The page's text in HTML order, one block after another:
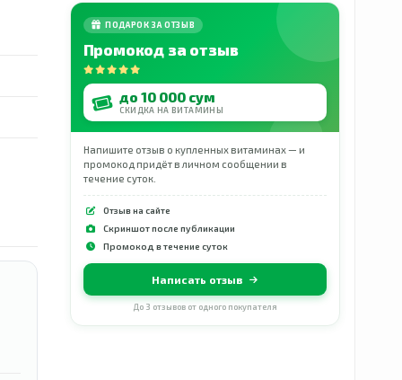
ПОДАРОК ЗА ОТЗЫВ
Промокод за отзыв
до 10 000 сум
СКИДКА НА ВИТАМИНЫ
Напишите отзыв о купленных витаминах — и
промокод придёт в личном сообщении в
течение суток.
Отзыв на сайте
Скриншот после публикации
Промокод в течение суток
Написать отзыв
До 3 отзывов от одного покупателя